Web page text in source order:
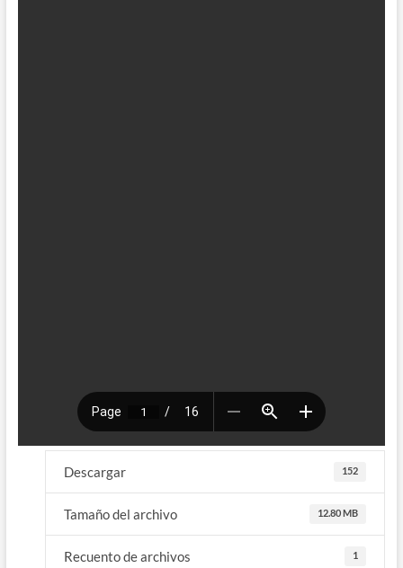
Descargar 152
Tamaño del archivo 12.80 MB
Recuento de archivos 1